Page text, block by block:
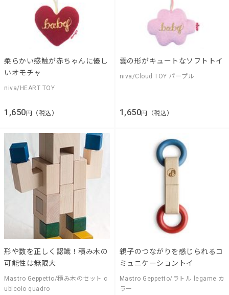
柔らかい感触が赤ちゃんに優し
いオモチャ
niva/HEART TOY
1,650 円（税込）
雲の形がキュートなソフトトイ
niva/Cloud TOY パープル
1,650円（税込）
形や数を正しく認識！積み木の
可能性は無限大
Mastro Geppetto/積み木のセット c
ubicolo quadro
親子のつながりを感じられるコ
ミュニケーショントイ
Mastro Geppetto/ラトル legame カ
ラー